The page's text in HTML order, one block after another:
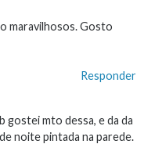
maravilhosos. Gosto
gostei mto dessa, e da da
noite pintada na parede.
Responder